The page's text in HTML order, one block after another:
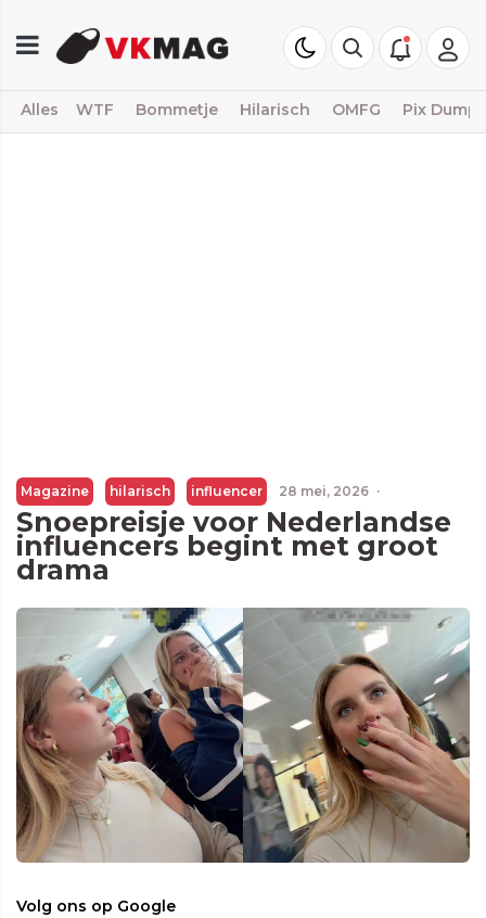
Alles WTF Bommetje Hilarisch OMFG Pix Dump
Magazine hilarisch influencer 28 mei, 2026 ·
Snoepreisje voor Nederlandse
influencers begint met groot
drama
Volg ons op Google